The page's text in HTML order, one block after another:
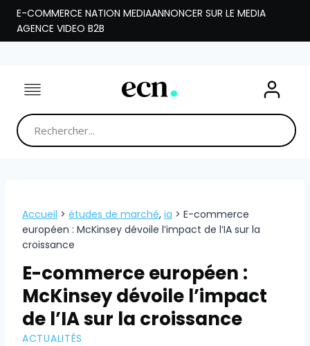
Aller
contenu
E-COMMERCE NATION MEDIAANNONCER SUR LE MEDIA
AGENCE VIDEO B2B
Accueil > études de marché, ia > E-commerce
européen : McKinsey dévoile l’impact de l’IA sur la
croissance
E-commerce européen :
McKinsey dévoile l’impact
de l’IA sur la croissance
ACTUALITÉS